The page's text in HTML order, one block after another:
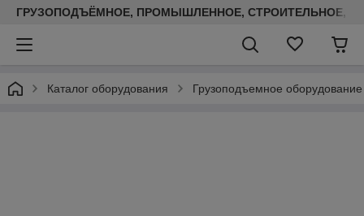
ГРУЗОПОДЪЁМНОЕ, ПРОМЫШЛЕННОЕ, СТРОИТЕЛЬНОЕ,
Каталог оборудования Грузоподъемное оборудование